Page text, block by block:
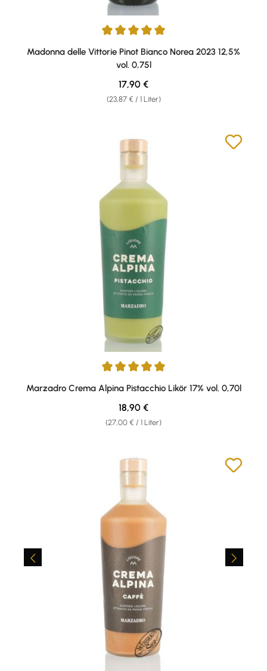
Durchschnittliche Bewertung von 5 von 5 Sternen
Madonna delle Vittorie Pinot Bianco Norea 2023 12,5%
vol. 0,75l
(23,87 € / 1 Liter)
Regulärer Preis:
17,90 €
Durchschnittliche Bewertung von 4.92 von 5 Sternen
Marzadro Crema Alpina Pistacchio Likör 17% vol. 0,70l
(27,00 € / 1 Liter)
Regulärer Preis:
18,90 €